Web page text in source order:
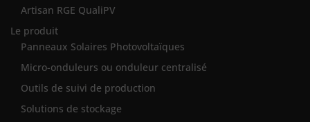
Artisan RGE QualiPV
Le produit
Panneaux Solaires Photovoltaïques
Micro-onduleurs ou onduleur centralisé
Outils de suivi de production
Solutions de stockage